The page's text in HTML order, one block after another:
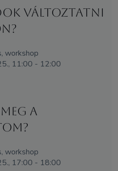
változtatni
workshop
11:00 - 12:00
a
workshop
17:00 - 18:00